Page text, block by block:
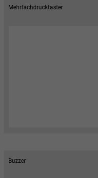
Mehrfachdrucktaster
Buzzer